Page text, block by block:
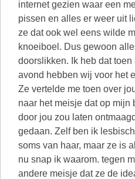
internet gezien waar een
pissen en alles er weer uit
ze dat ook wel eens wilde
knoeiboel. Dus gewoon
doorslikken. Ik heb dat
avond hebben wij voor het
Ze vertelde me toen over
naar het meisje dat op mijn
door jou zou laten
gedaan. Zelf ben ik
soms van haar, maar ze is
nu snap ik waarom. tegen
andere meisje dat ze de